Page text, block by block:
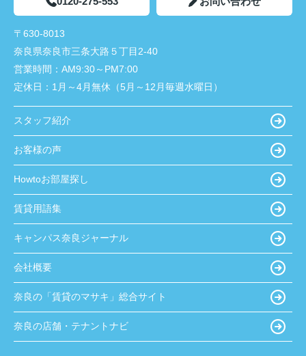
〒630-8013
奈良県奈良市三条大路５丁目2-40
営業時間： AM9:30～PM7:00
定休日： 1月～4月無休（5月～12月毎週水曜日）
スタッフ紹介
お客様の声
Howtoお部屋探し
賃貸用語集
キャンパス奈良ジャーナル
会社概要
奈良の「賃貸のマサキ」総合サイト
奈良の店舗・テナントナビ